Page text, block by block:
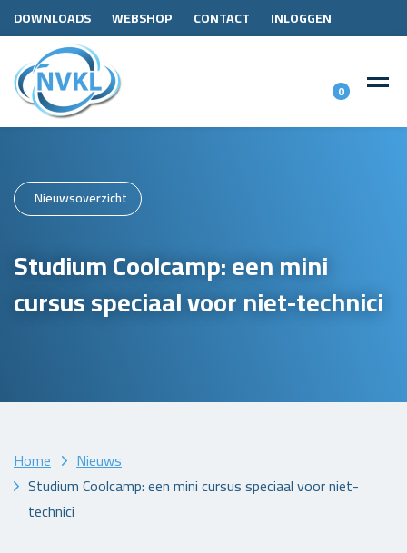
DOWNLOADS WEBSHOP CONTACT INLOGGEN
0
Nieuwsoverzicht
Studium Coolcamp: een mini
cursus speciaal voor niet-technici
Home
Nieuws
Studium Coolcamp: een mini cursus speciaal voor niet-
technici